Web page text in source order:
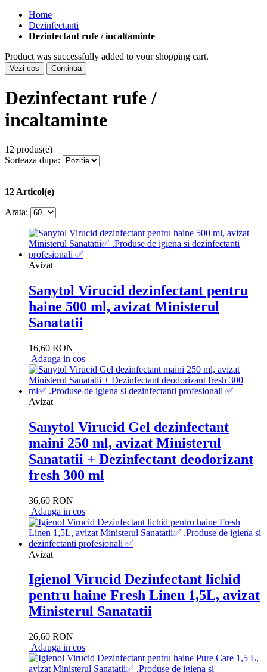
Home
Dezinfectanti
Dezinfectant rufe / incaltaminte
Product was successfully added to your shopping cart.
Vezi cos Continua
Dezinfectant rufe /
incaltaminte
12 produs(e)
Sorteaza dupa:
12 Articol(e)
Arata:
Avizat
Sanytol Virucid dezinfectant pentru
haine 500 ml, avizat Ministerul
Sanatatii
16,60 RON
Adauga in cos
Avizat
Sanytol Virucid Gel dezinfectant
maini 250 ml, avizat Ministerul
Sanatatii + Dezinfectant deodorizant
fresh 300 ml
36,60 RON
Adauga in cos
Avizat
Igienol Virucid Dezinfectant lichid
pentru haine Fresh Linen 1,5L, avizat
Ministerul Sanatatii
26,60 RON
Adauga in cos